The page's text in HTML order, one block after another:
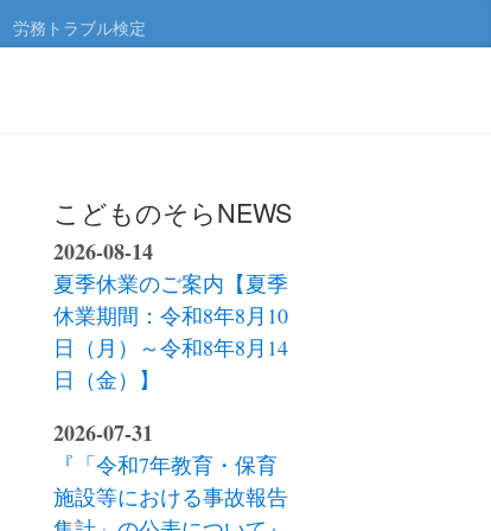
労務トラブル検定
こどものそらNEWS
2026-08-14
夏季休業のご案内【夏季
休業期間：令和8年8月10
日（月）～令和8年8月14
日（金）】
2026-07-31
『「令和7年教育・保育
施設等における事故報告